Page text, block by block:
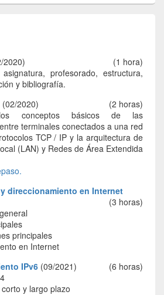
2020)
(1 hora)
profesorado, estructura,
y bibliografía.
(02/2020)
(2 horas)
conceptos básicos de las
terminales conectados a una red
TCP / IP y la arquitectura de
(LAN) y Redes de Área Extendida
direccionamiento en Internet
(3 horas)
principales
en Internet
IPv6 (09/2021)
(6 horas)
y largo plazo